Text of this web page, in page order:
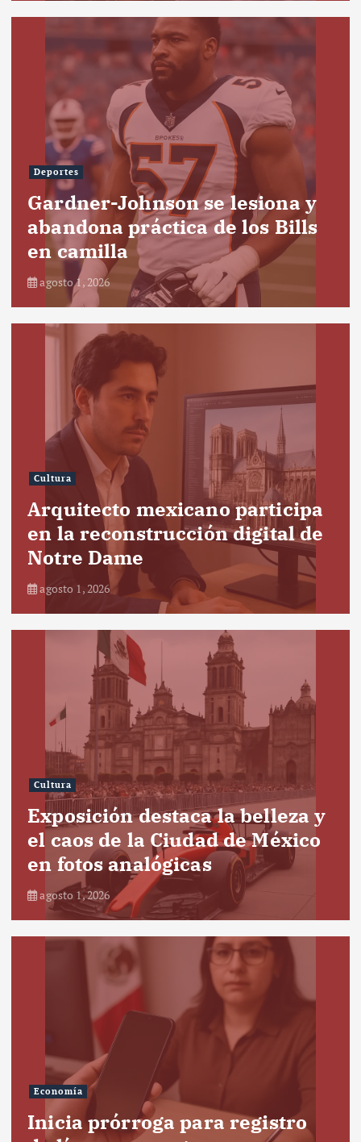
Deportes
Gardner-Johnson se lesiona y
abandona práctica de los Bills
en camilla
agosto 1, 2026
Cultura
Arquitecto mexicano participa
en la reconstrucción digital de
Notre Dame
agosto 1, 2026
Cultura
Exposición destaca la belleza y
el caos de la Ciudad de México
en fotos analógicas
agosto 1, 2026
Economía
Inicia prórroga para registro